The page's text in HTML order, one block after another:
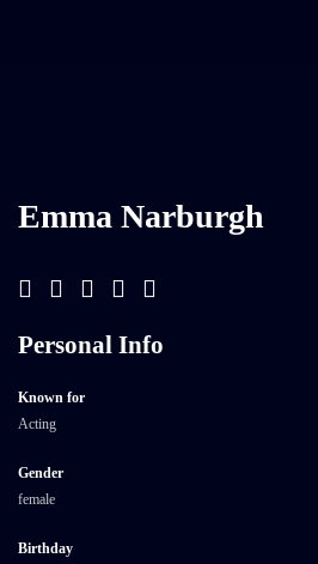
Emma Narburgh
Personal Info
Known for
Acting
Gender
female
Birthday